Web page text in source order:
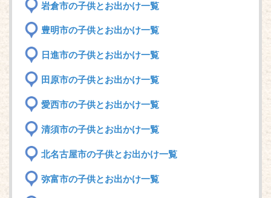
岩倉市の子供とお出かけ一覧
豊明市の子供とお出かけ一覧
日進市の子供とお出かけ一覧
田原市の子供とお出かけ一覧
愛西市の子供とお出かけ一覧
清須市の子供とお出かけ一覧
北名古屋市の子供とお出かけ一覧
弥富市の子供とお出かけ一覧